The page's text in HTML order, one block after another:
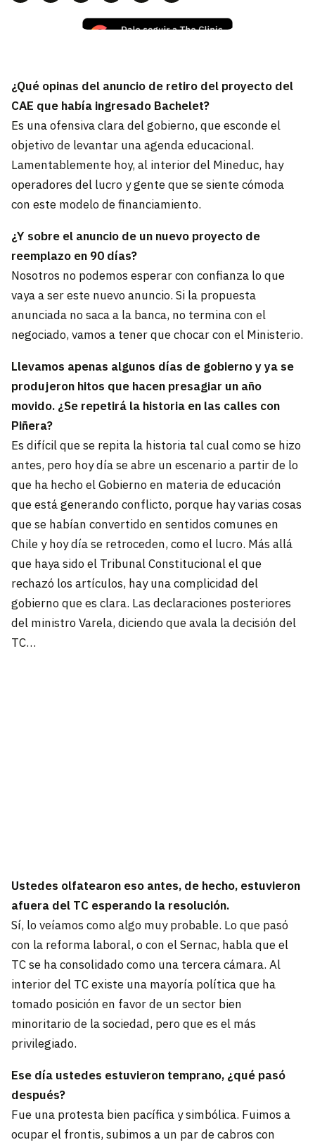
¿Qué opinas del anuncio de retiro del proyecto del
CAE que había ingresado Bachelet?
Es una ofensiva clara del gobierno, que esconde el
objetivo de levantar una agenda educacional.
Lamentablemente hoy, al interior del Mineduc, hay
operadores del lucro y gente que se siente cómoda
con este modelo de financiamiento.
¿Y sobre el anuncio de un nuevo proyecto de
reemplazo en 90 días?
Nosotros no podemos esperar con confianza lo que
vaya a ser este nuevo anuncio. Si la propuesta
anunciada no saca a la banca, no termina con el
negociado, vamos a tener que chocar con el Ministerio.
Llevamos apenas algunos días de gobierno y ya se
produjeron hitos que hacen presagiar un año
movido. ¿Se repetirá la historia en las calles con
Piñera?
Es difícil que se repita la historia tal cual como se hizo
antes, pero hoy día se abre un escenario a partir de lo
que ha hecho el Gobierno en materia de educación
que está generando conflicto, porque hay varias cosas
que se habían convertido en sentidos comunes en
Chile y hoy día se retroceden, como el lucro. Más allá
que haya sido el Tribunal Constitucional el que
rechazó los artículos, hay una complicidad del
gobierno que es clara. Las declaraciones posteriores
del ministro Varela, diciendo que avala la decisión del
TC…
Ustedes olfatearon eso antes, de hecho, estuvieron
afuera del TC esperando la resolución.
Sí, lo veíamos como algo muy probable. Lo que pasó
con la reforma laboral, o con el Sernac, habla que el
TC se ha consolidado como una tercera cámara. Al
interior del TC existe una mayoría política que ha
tomado posición en favor de un sector bien
minoritario de la sociedad, pero que es el más
privilegiado.
Ese día ustedes estuvieron temprano, ¿qué pasó
después?
Fue una protesta bien pacífica y simbólica. Fuimos a
ocupar el frontis, subimos a un par de cabros con